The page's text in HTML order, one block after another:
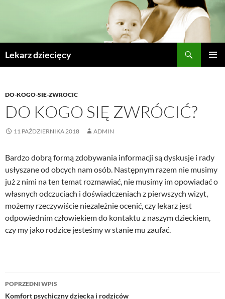
Lekarz dziecięcy
DO-KOGO-SIE-ZWROCIC
DO KOGO SIĘ ZWRÓCIĆ?
11 PAŹDZIERNIKA 2018 ADMIN
Bardzo dobrą formą zdobywania informacji są dyskusje i rady
usłyszane od obcych nam osób. Następnym razem nie musimy
już z nimi na ten temat rozmawiać, nie musimy im opowiadać o
własnych odczuciach i doświadczeniach z pierwszych wizyt,
możemy rzeczywiście niezależnie ocenić, czy lekarz jest
odpowiednim człowiekiem do kontaktu z naszym dzieckiem,
czy my jako rodzice jesteśmy w stanie mu zaufać.
Zobacz
POPRZEDNI WPIS
Komfort psychiczny dziecka i rodziców